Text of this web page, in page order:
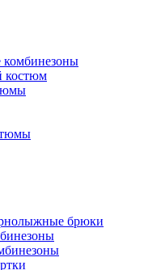
комбинезоны
костюм
брюки